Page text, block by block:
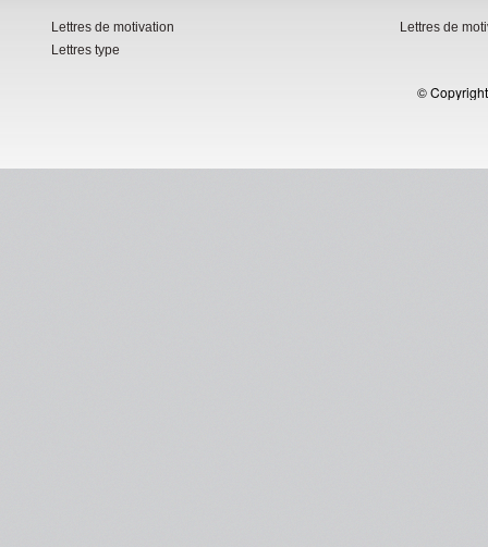
Lettres de motivation
Lettres type
Lettres de
©